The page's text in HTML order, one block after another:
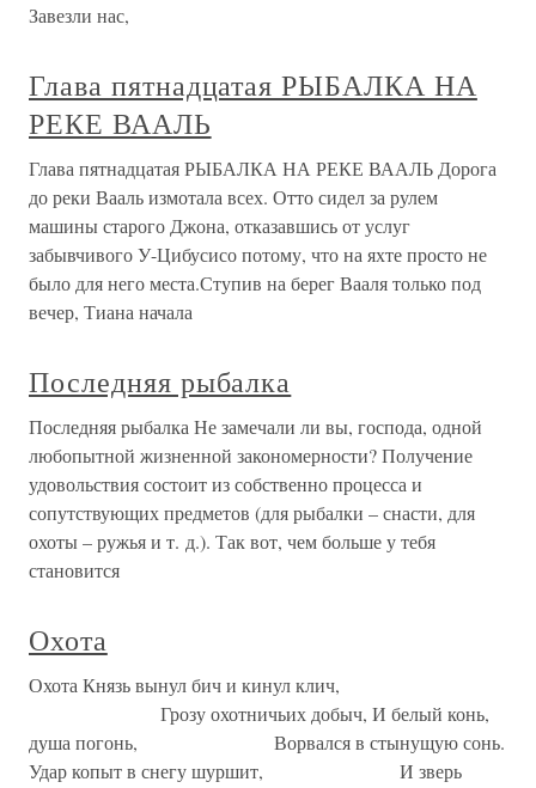
Завезли нас,
Глава пятнадцатая РЫБАЛКА НА
РЕКЕ ВААЛЬ
Глава пятнадцатая РЫБАЛКА НА РЕКЕ ВААЛЬ Дорога
до реки Вааль измотала всех. Отто сидел за рулем
машины старого Джона, отказавшись от услуг
забывчивого У-Цибусисо потому, что на яхте просто не
было для него места.Ступив на берег Вааля только под
вечер, Тиана начала
Последняя рыбалка
Последняя рыбалка Не замечали ли вы, господа, одной
любопытной жизненной закономерности? Получение
удовольствия состоит из собственно процесса и
сопутствующих предметов (для рыбалки – снасти, для
охоты – ружья и т. д.). Так вот, чем больше у тебя
становится
Охота
Охота Князь вынул бич и кинул клич,
Грозу охотничьих добыч, И белый конь,
душа погонь, Ворвался в стынущую сонь.
Удар копыт в снегу шуршит, И зверь